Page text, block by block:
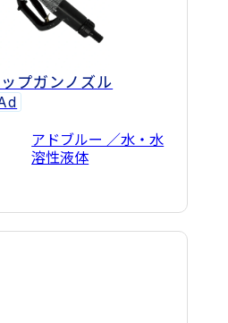
プガンノズル
アドブルー ／水・水
溶性液体